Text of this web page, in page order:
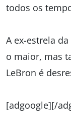
todos os
A ex-estrela
o maior, mas
LeBron é
[adgoogle][/